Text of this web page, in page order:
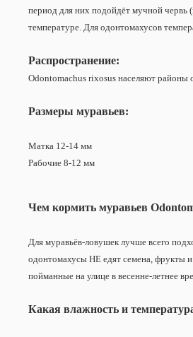
период для них подойдёт мучной червь
температуре. Для одонтомахусов
Распространение:
Odontomachus rixosus населяют
Размеры муравьев:
Матка 12-14 мм
Рабочие 8-12 мм
Чем кормить муравьев
Для муравьёв-ловушек лучше всего
одонтомахусы НЕ едят семена, фрукты
пойманные на улице в весенне-летнее
Какая влажность и